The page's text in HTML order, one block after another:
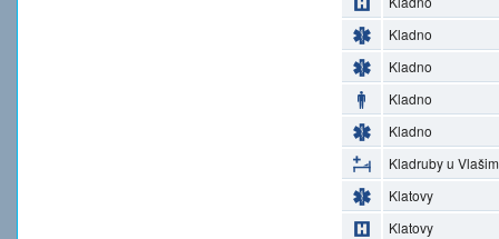
Kladno
Kladno
Kladno
Kladno
Kladruby u
Klatovy
Klatovy